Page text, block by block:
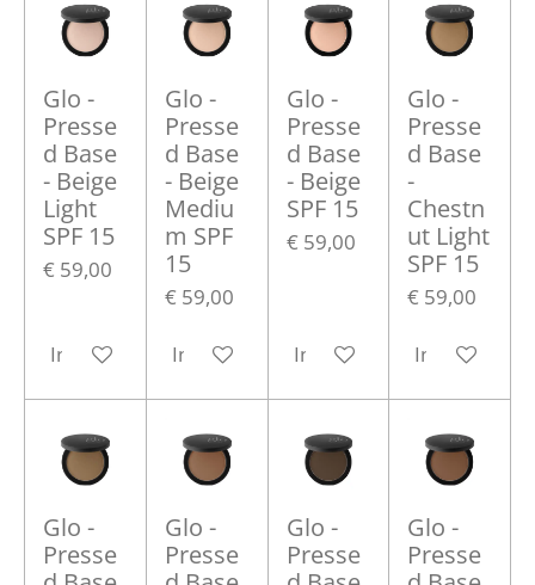
Glo -
Presse
d Base
- Beige
Light
SPF 15
€ 59,00
In winkelwagen
Glo -
Presse
d Base
- Beige
Mediu
m SPF
15
€ 59,00
In winkelwagen
Glo -
Presse
d Base
- Beige
SPF 15
€ 59,00
In winkelwagen
Glo -
Presse
d Base
-
Chestn
ut Light
SPF 15
€ 59,00
In
Glo -
Presse
Glo -
Presse
Glo -
Presse
Glo -
Presse